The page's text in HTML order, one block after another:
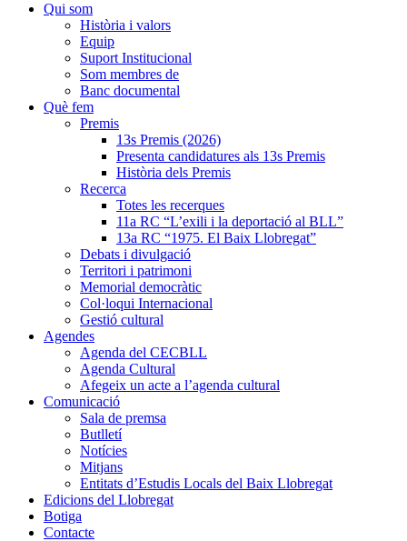
Qui som
Història i valors
Equip
Suport Institucional
Som membres de
Banc documental
Què fem
Premis
13s Premis (2026)
Presenta candidatures als 13s Premis
Història dels Premis
Recerca
Totes les recerques
11a RC “L’exili i la deportació al BLL”
13a RC “1975. El Baix Llobregat”
Debats i divulgació
Territori i patrimoni
Memorial democràtic
Col·loqui Internacional
Gestió cultural
Agendes
Agenda del CECBLL
Agenda Cultural
Afegeix un acte a l’agenda cultural
Comunicació
Sala de premsa
Butlletí
Notícies
Mitjans
Entitats d’Estudis Locals del Baix Llobregat
Edicions del Llobregat
Botiga
Contacte